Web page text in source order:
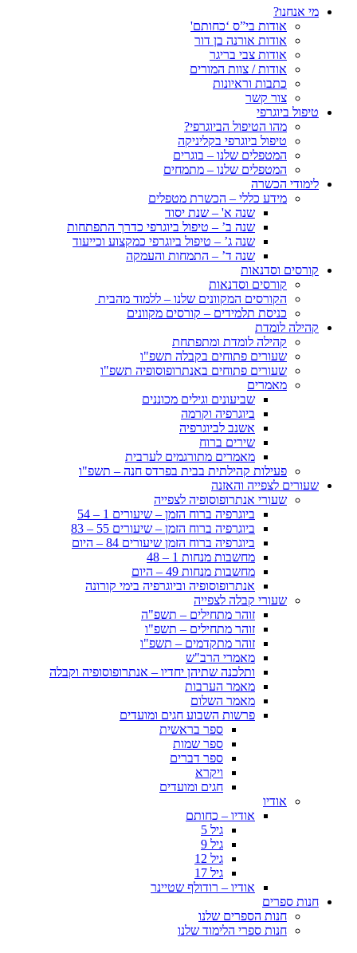
מי אנחנו?
אודות בי”ס ‘כחותם'
אודות אורנה בן דור
אודות צבי בריגר
אודות / צוות המורים
כתבות וראיונות
צור קשר
טיפול ביוגרפי
מהו הטיפול הביוגרפי?
טיפול ביוגרפי בקליניקה
המטפלים שלנו – בוגרים
המטפלים שלנו – מתמחים
לימודי הכשרה
מידע כללי – הכשרת מטפלים
שנה א' – שנת יסוד
שנה ב’ – טיפול ביוגרפי כדרך התפתחות
שנה ג’ – טיפול ביוגרפי כמקצוע וכייעוד
שנה ד’ – התמחות והעמקה
קורסים וסדנאות
קורסים וסדנאות
הקורסים המקוונים שלנו – ללמוד מהבית
כניסת תלמידים – קורסים מקוונים
קהילה לומדת
קהילה לומדת ומתפתחת
שעורים פתוחים בקבלה תשפ"ו
שעורים פתוחים באנתרופוסופיה תשפ"ו
מאמרים
שביעונים וגילים מכוננים
ביוגרפיה וקרמה
אשנב לביוגרפיה
שירים ברוח
מאמרים מתורגמים לערבית
פעילות קהילתית בבית בפרדס חנה – תשפ"ו
שעורים לצפייה והאזנה
שעורי אנתרופוסופיה לצפייה
ביוגרפיה ברוח הזמן – שיעורים 1 – 54
ביוגרפיה ברוח הזמן – שיעורים 55 – 83
ביוגרפיה ברוח הזמן שיעורים 84 – היום
מחשבות מנחות 1 – 48
מחשבות מנחות 49 – היום
אנתרופוסופיה וביוגרפיה בימי קורונה
שעורי קבלה לצפייה
זוהר מתחילים – תשפ"ה
זוהר מתחילים – תשפ"ו
זוהר מתקדמים – תשפ"ו
מאמרי הרב"ש
ותלכנה שתיהן יחדיו – אנתרופוסופיה וקבלה
מאמר הערבות
מאמר השלום
פרשות השבוע חגים ומועדים
ספר בראשית
ספר שמות
ספר דברים
ויקרא
חגים ומועדים
אודיו
אודיו – כחותם
גיל 5
גיל 9
גיל 12
גיל 17
אודיו – רודולף שטיינר
חנות ספרים
חנות הספרים שלנו
חנות ספרי הלימוד שלנו